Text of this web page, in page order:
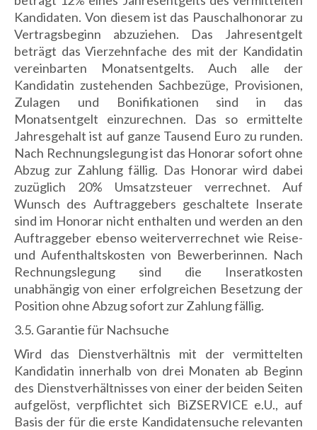
Kandidaten. Von diesem ist das Pauschalhonorar zu
Vertragsbeginn abzuziehen. Das Jahresentgelt
beträgt das Vierzehnfache des mit der Kandidatin
vereinbarten Monatsentgelts. Auch alle der
Kandidatin zustehenden Sachbezüge, Provisionen,
Zulagen und Bonifikationen sind in das
Monatsentgelt einzurechnen. Das so ermittelte
Jahresgehalt ist auf ganze Tausend Euro zu runden.
Nach Rechnungslegung ist das Honorar sofort ohne
Abzug zur Zahlung fällig. Das Honorar wird dabei
zuzüglich 20% Umsatzsteuer verrechnet. Auf
Wunsch des Auftraggebers geschaltete Inserate
sind im Honorar nicht enthalten und werden an den
Auftraggeber ebenso weiterverrechnet wie Reise-
und Aufenthaltskosten von Bewerberinnen. Nach
Rechnungslegung sind die Inseratkosten
unabhängig von einer erfolgreichen Besetzung der
Position ohne Abzug sofort zur Zahlung fällig.
3.5. Garantie für Nachsuche
Wird das Dienstverhältnis mit der vermittelten
Kandidatin innerhalb von drei Monaten ab Beginn
des Dienstverhältnisses von einer der beiden Seiten
aufgelöst, verpflichtet sich BiZSERVICE e.U., auf
Basis der für die erste Kandidatensuche relevanten